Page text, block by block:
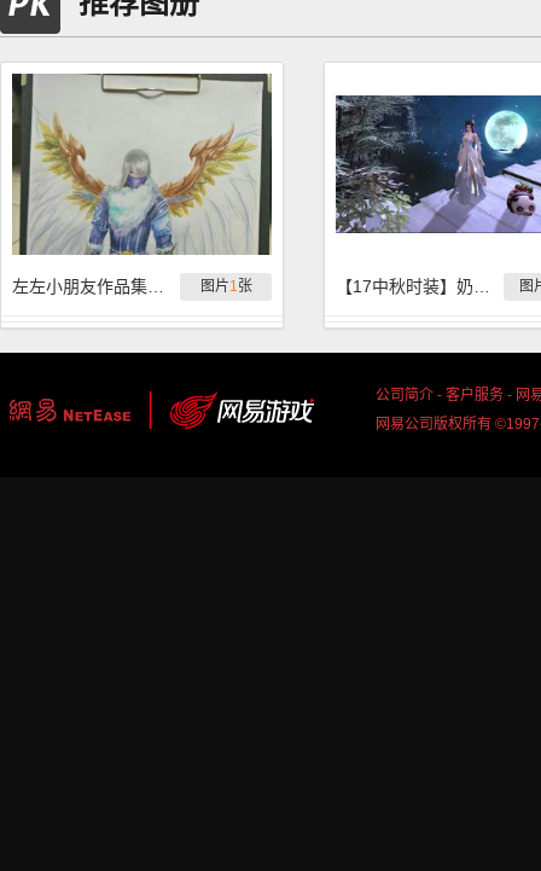
图片1张 图
公司简介 - 客户服务 - 网
网易公司版权所有